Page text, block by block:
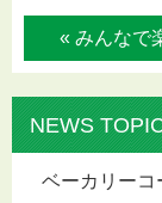
NEWS
ベーカリーコ